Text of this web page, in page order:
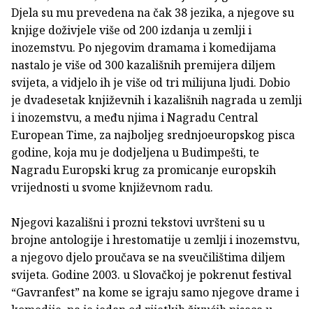
Djela su mu prevedena na čak 38 jezika, a njegove su
knjige doživjele više od 200 izdanja u zemlji i
inozemstvu. Po njegovim dramama i komedijama
nastalo je više od 300 kazališnih premijera diljem
svijeta, a vidjelo ih je više od tri milijuna ljudi. Dobio
je dvadesetak književnih i kazališnih nagrada u zemlji
i inozemstvu, a među njima i Nagradu Central
European Time, za najboljeg srednjoeuropskog pisca
godine, koja mu je dodjeljena u Budimpešti, te
Nagradu Europski krug za promicanje europskih
vrijednosti u svome književnom radu.
Njegovi kazališni i prozni tekstovi uvršteni su u
brojne antologije i hrestomatije u zemlji i inozemstvu,
a njegovo djelo proučava se na sveučilištima diljem
svijeta. Godine 2003. u Slovačkoj je pokrenut festival
“Gavranfest” na kome se igraju samo njegove drame i